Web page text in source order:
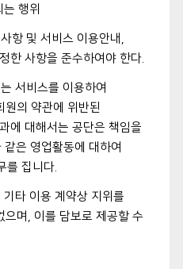
행위
항 및 서비스 이용안내,
한 사항을 준수하여야 한다.
서비스를 이용하여
원의 약관에 위반된
에 대해서는 공단은 책임을
은 영업활동에 대하여
를 집니다.
타 이용 계약상 지위를
으며, 이를 담보로 제공할 수